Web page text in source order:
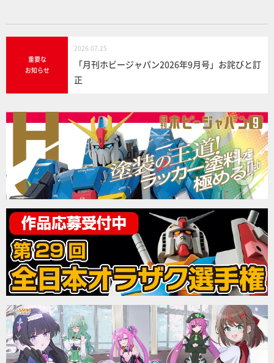
重要な
お知らせ
2026.07.25
「月刊ホビージャパン2026年9月号」お詫びと訂
正